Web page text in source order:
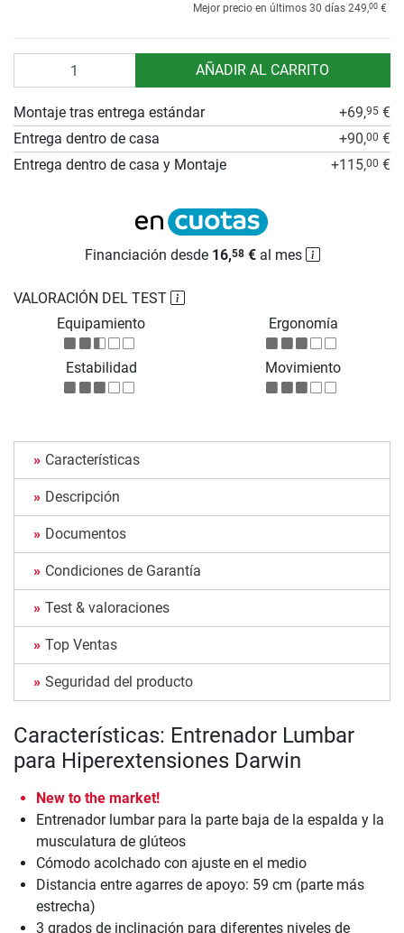
Mejor precio en últimos 30 días 249,00 €
AÑADIR AL CARRITO
VALORACIÓN DEL TEST
Equipamiento
Ergonomía
Estabilidad Movimiento
Montaje tras entrega estándar +69,95 €
Entrega dentro de casa
+90,00 €
Entrega dentro de casa y Montaje
+115,00 €
Financiación desde 16,58€al mes
Características
Descripción
Documentos
Condiciones de Garantía
Test & valoraciones
Top Ventas
Seguridad del producto
Características: Entrenador Lumbar
para Hiperextensiones Darwin
New to the market!
Entrenador lumbar para la parte baja de la espalda y la
musculatura de glúteos
Cómodo acolchado con ajuste en el medio
Distancia entre agarres de apoyo: 59 cm (parte más
estrecha)
3 grados de inclinación para diferentes niveles de